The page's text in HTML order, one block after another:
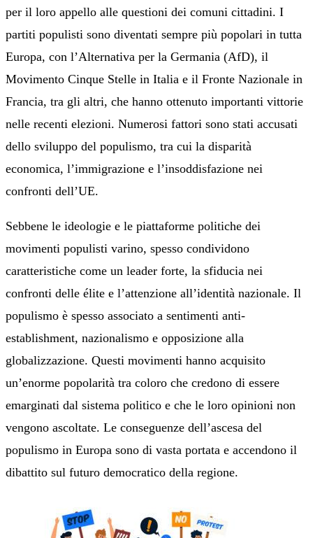
per il loro appello alle questioni dei comuni cittadini. I
partiti populisti sono diventati sempre più popolari in tutta
Europa, con l’Alternativa per la Germania (AfD), il
Movimento Cinque Stelle in Italia e il Fronte Nazionale in
Francia, tra gli altri, che hanno ottenuto importanti vittorie
nelle recenti elezioni. Numerosi fattori sono stati accusati
dello sviluppo del populismo, tra cui la disparità
economica, l’immigrazione e l’insoddisfazione nei
confronti dell’UE.
Sebbene le ideologie e le piattaforme politiche dei
movimenti populisti varino, spesso condividono
caratteristiche come un leader forte, la sfiducia nei
confronti delle élite e l’attenzione all’identità nazionale. Il
populismo è spesso associato a sentimenti anti-
establishment, nazionalismo e opposizione alla
globalizzazione. Questi movimenti hanno acquisito
un’enorme popolarità tra coloro che credono di essere
emarginati dal sistema politico e che le loro opinioni non
vengono ascoltate. Le conseguenze dell’ascesa del
populismo in Europa sono di vasta portata e accendono il
dibattito sul futuro democratico della regione.